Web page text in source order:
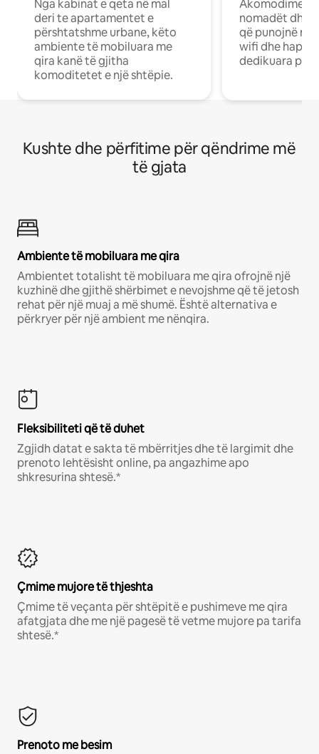
Nga kabinat e qeta në mal
deri te apartamentet e
përshtatshme urbane, këto
ambiente të mobiluara me
qira kanë të gjitha
komoditetet e një shtëpie.
Akomodime
nomadët dhe
që punojnë në
wifi dhe
dedikuara
Kushte dhe përfitime për qëndrime më
të gjata
Ambiente të mobiluara me qira
Ambientet totalisht të mobiluara me qira ofrojnë një
kuzhinë dhe gjithë shërbimet e nevojshme që të jetosh
rehat për një muaj a më shumë. Është alternativa e
përkryer për një ambient me nënqira.
Fleksibiliteti që të duhet
Zgjidh datat e sakta të mbërritjes dhe të largimit dhe
prenoto lehtësisht online, pa angazhime apo
shkresurina shtesë.*
Çmime mujore të thjeshta
Çmime të veçanta për shtëpitë e pushimeve me qira
afatgjata dhe me një pagesë të vetme mujore pa tarifa
shtesë.*
Prenoto me besim